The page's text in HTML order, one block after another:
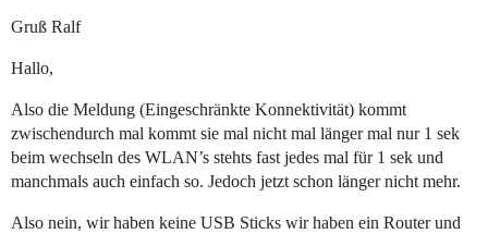
Gruß Ralf
Hallo,
Also die Meldung (Eingeschränkte Konnektivität) kommt
zwischendurch mal kommt sie mal nicht mal länger mal nur 1 sek
beim wechseln des WLAN’s stehts fast jedes mal für 1 sek und
manchmals auch einfach so. Jedoch jetzt schon länger nicht mehr.
Also nein, wir haben keine USB Sticks wir haben ein Router und